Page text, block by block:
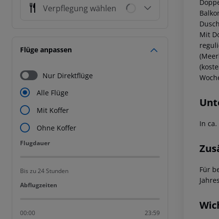
Verpflegung wählen
Flüge anpassen
Nur Direktflüge
Alle Flüge
Mit Koffer
Ohne Koffer
Flugdauer
Flugdauer
Bis zu 24 Stunden
Abflugzeiten
Abflugzeiten
00:00 23:59
Mit
In
Für